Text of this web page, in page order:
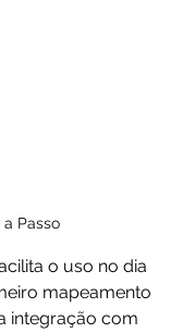
a Passo
o uso no dia
mapeamento
integração com